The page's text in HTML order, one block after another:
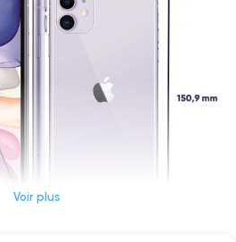
Voir plus